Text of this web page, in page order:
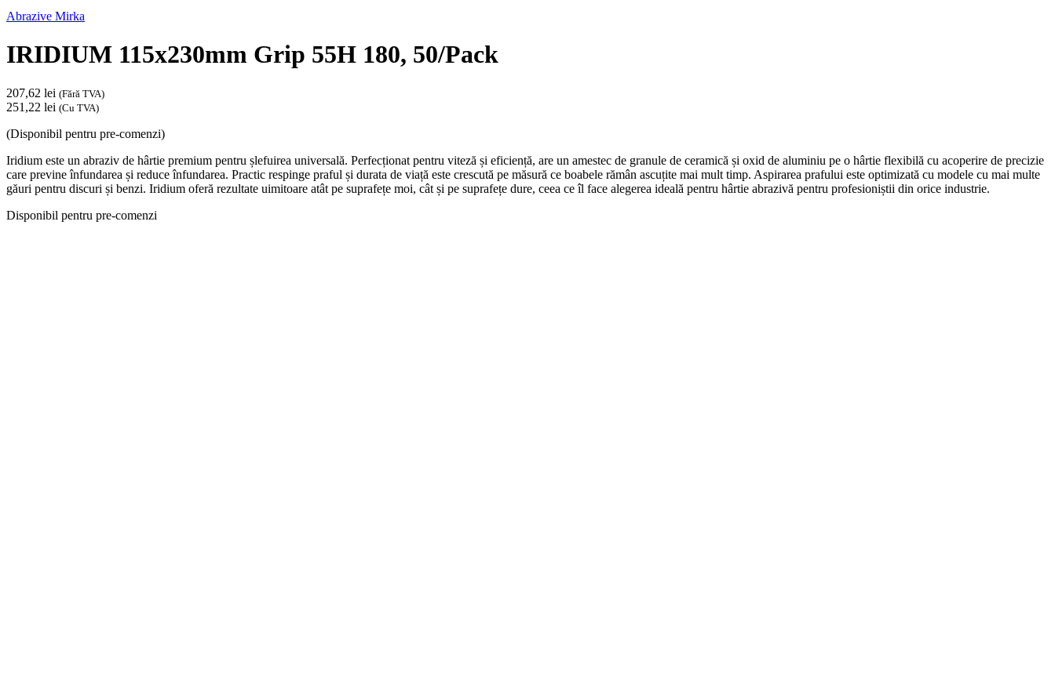
Abrazive Mirka
IRIDIUM 115x230mm Grip 55H 180, 50/Pack
207,62 lei (Fără TVA)
251,22 lei (Cu TVA)
(Disponibil pentru pre-comenzi)
Iridium este un abraziv de hârtie premium pentru șlefuirea universală. Perfecționat pentru viteză și eficiență, are un amestec de granule de ceramică și oxid de aluminiu pe o hârtie flexibilă cu acoperire de precizie
care previne înfundarea și reduce înfundarea. Practic respinge praful și durata de viață este crescută pe măsură ce boabele rămân ascuțite mai mult timp. Aspirarea prafului este optimizată cu modele cu mai multe
găuri pentru discuri și benzi. Iridium oferă rezultate uimitoare atât pe suprafețe moi, cât și pe suprafețe dure, ceea ce îl face alegerea ideală pentru hârtie abrazivă pentru profesioniștii din orice industrie.
Disponibil pentru pre-comenzi